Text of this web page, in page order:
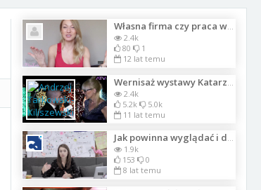
Własna firma czy praca w korporacji - co lepsze?
2.4k
80
1
12 lat temu
2.4k
5.2k
5.0k
11 lat temu
Jak powinna wyglądać i działać wyszukiwarka? | UX bez żargonu
1.9k
153
0
8 lat temu